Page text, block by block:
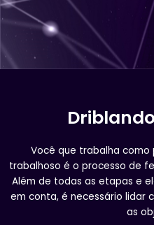
Você que trabalha
trabalhoso é o processo de
Além de todas as etapas e
em conta, é necessário lidar
as